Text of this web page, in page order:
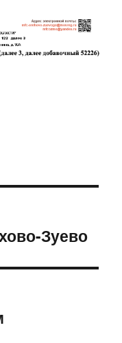
Зуево